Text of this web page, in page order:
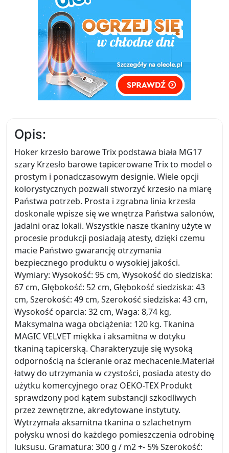
Opis:
Hoker krzesło barowe Trix podstawa biała MG17
szary Krzesło barowe tapicerowane Trix to model o
prostym i ponadczasowym designie. Wiele opcji
kolorystycznych pozwali stworzyć krzesło na miarę
Państwa potrzeb. Prosta i zgrabna linia krzesła
doskonale wpisze się we wnętrza Państwa salonów,
jadalni oraz lokali. Wszystkie nasze tkaniny użyte w
procesie produkcji posiadają atesty, dzięki czemu
macie Państwo gwarancję otrzymania
bezpiecznego produktu o wysokiej jakości.
Wymiary: Wysokość: 95 cm, Wysokość do siedziska:
67 cm, Głębokość: 52 cm, Głębokość siedziska: 43
cm, Szerokość: 49 cm, Szerokość siedziska: 43 cm,
Wysokość oparcia: 32 cm, Waga: 8,74 kg,
Maksymalna waga obciążenia: 120 kg. Tkanina
MAGIC VELVET miękka i aksamitna w dotyku
tkaniną tapicerską. Charakteryzuje się wysoką
odpornością na ścieranie oraz mechacenie.Materiał
łatwy do utrzymania w czystości, posiada atesty do
użytku komercyjnego oraz OEKO-TEX Produkt
sprawdzony pod kątem substancji szkodliwych
przez zewnętrzne, akredytowane instytuty.
Wytrzymała aksamitna tkanina o szlachetnym
połysku wnosi do każdego pomieszczenia odrobinę
luksusu. Gramatura: 300 g / m2 +- 5% Szerokość: